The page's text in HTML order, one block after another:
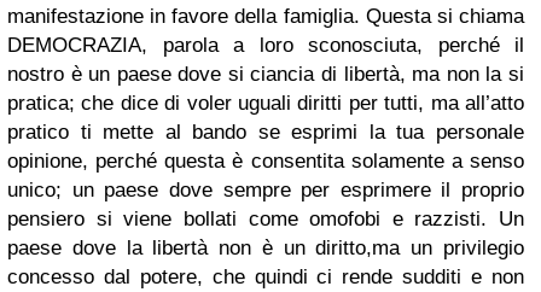
manifestazione in favore della famiglia. Questa si chiama
DEMOCRAZIA, parola a loro sconosciuta, perché il
nostro è un paese dove si ciancia di libertà, ma non la si
pratica; che dice di voler uguali diritti per tutti, ma all’atto
pratico ti mette al bando se esprimi la tua personale
opinione, perché questa è consentita solamente a senso
unico; un paese dove sempre per esprimere il proprio
pensiero si viene bollati come omofobi e razzisti. Un
paese dove la libertà non è un diritto,ma un privilegio
concesso dal potere, che quindi ci rende sudditi e non